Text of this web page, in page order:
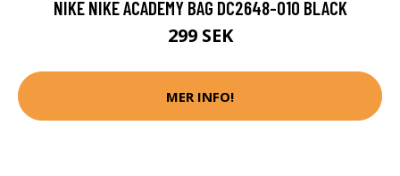
NIKE NIKE ACADEMY BAG DC2648-010 BLACK
299 SEK
MER INFO!